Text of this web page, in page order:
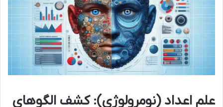
علم اعداد (نومرولوژی): کشف الگوهای